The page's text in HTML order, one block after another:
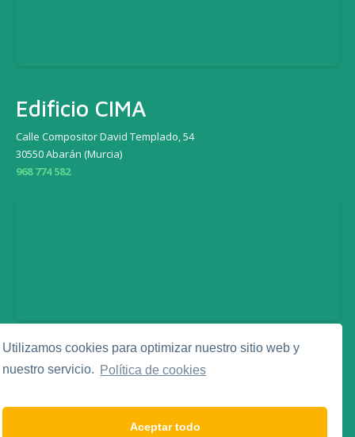
Utilizamos cookies para optimizar nuestro sitio web y
nuestro servicio. Política de cookies
Aceptar todo
Edificio CIMA
Calle Compositor David Templado, 54
30550 Abarán (Murcia)
968 774 582
Legal
Política de Privacidad